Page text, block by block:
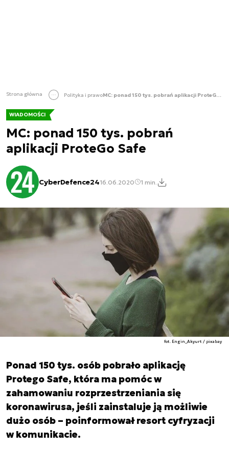
Strona główna Polityka i prawo MC: ponad 150 tys. pobrań aplikacji ProteGo Safe
WIADOMOŚCI
MC: ponad 150 tys. pobrań
aplikacji ProteGo Safe
CyberDefence2416.06.2020 1 min.
fot. Engin_Akyurt / pixabay
Ponad 150 tys. osób pobrało aplikację
Protego Safe, która ma pomóc w
zahamowaniu rozprzestrzeniania się
koronawirusa, jeśli zainstaluje ją możliwie
dużo osób – poinformował resort cyfryzacji
w komunikacie.